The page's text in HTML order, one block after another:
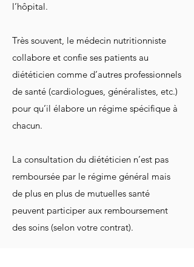
l’hôpital.
Très souvent, le médecin nutritionniste
collabore et confie ses patients au
diététicien comme d’autres professionnels
de santé (cardiologues, généralistes, etc.)
pour qu’il élabore un régime spécifique à
chacun.
La consultation du diététicien n’est pas
remboursée par le régime général mais
de plus en plus de mutuelles santé
peuvent participer aux remboursement
des soins (selon votre contrat).